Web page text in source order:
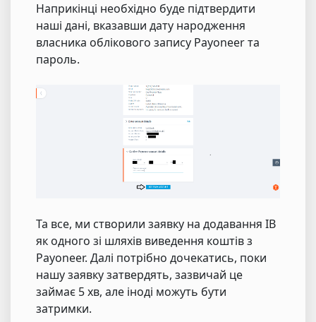
Наприкінці необхідно буде підтвердити
наші дані, вказавши дату народження
власника облікового запису Payoneer та
пароль.
Та все, ми створили заявку на додавання IB
як одного зі шляхів виведення коштів з
Payoneer. Далі потрібно дочекатись, поки
нашу заявку затвердять, зазвичай це
займає 5 хв, але іноді можуть бути
затримки.